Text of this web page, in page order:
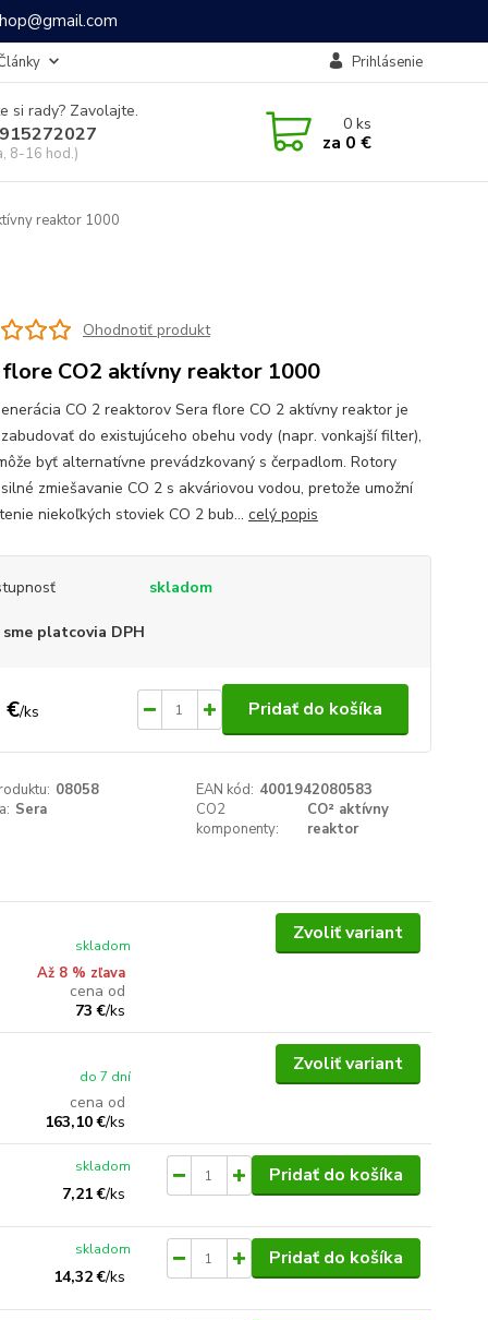
Prihlásenie
si rady? Zavolajte.
8-16 hod.)
0ks
za 0 €
reaktor 1000
Ohodnotiť produkt
flore CO2 aktívny reaktor 1000
CO 2 reaktorov Sera flore CO 2 aktívny reaktor je
do existujúceho obehu vody (napr. vonkajší filter),
byť alternatívne prevádzkovaný s čerpadlom. Rotory
zmiešavanie CO 2 s akváriovou vodou, pretože umožní
niekoľkých stoviek CO 2 bub... celý popis
skladom
sme platcovia DPH
€/ks Pridať do košíka
08058 EAN kód: 4001942080583
Sera
CO2
komponenty:
CO² aktívny
reaktor
Až 8 % zľava
cena od
73 €/ks
skladom
Zvoliť variant
cena od
163,10 €/ks
do 7 dní
Zvoliť variant
7,21 €/ks
skladom Pridať do košíka
14,32 €/ks
skladom Pridať do košíka